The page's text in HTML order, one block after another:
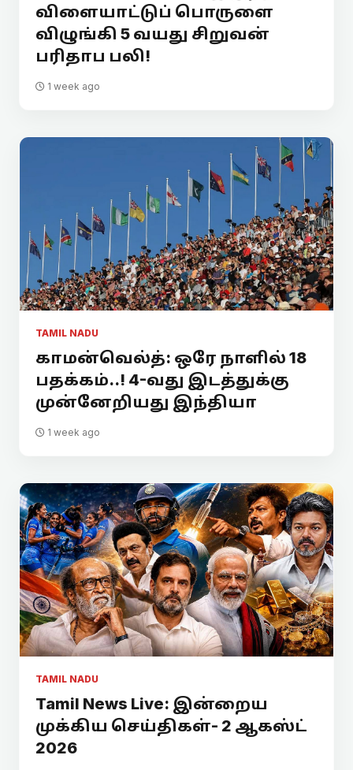
விளையாட்டுப் பொருளை
விழுங்கி 5 வயது சிறுவன்
பரிதாப பலி!
1 week ago
TAMIL NADU
காமன்வெல்த்: ஒரே நாளில் 18
பதக்கம்..! 4-வது இடத்துக்கு
முன்னேறியது இந்தியா
1 week ago
TAMIL NADU
Tamil News Live: இன்றைய
முக்கிய செய்திகள்- 2 ஆகஸ்ட்
2026